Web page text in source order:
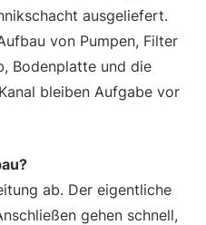
ausgeliefert.
von Pumpen, Filter
Bodenplatte und die
bleiben Aufgabe vor
ab. Der eigentliche
gehen schnell,